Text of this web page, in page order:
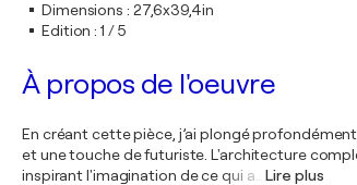
Dimensions : 27,6x39,4in
Edition :1 / 5
À propos de l'oeuvre
En créant cette pièce, j’ai plongé
et une touche de futuriste. L'architecture
inspirant l'imagination de ce qui a
Lire plus